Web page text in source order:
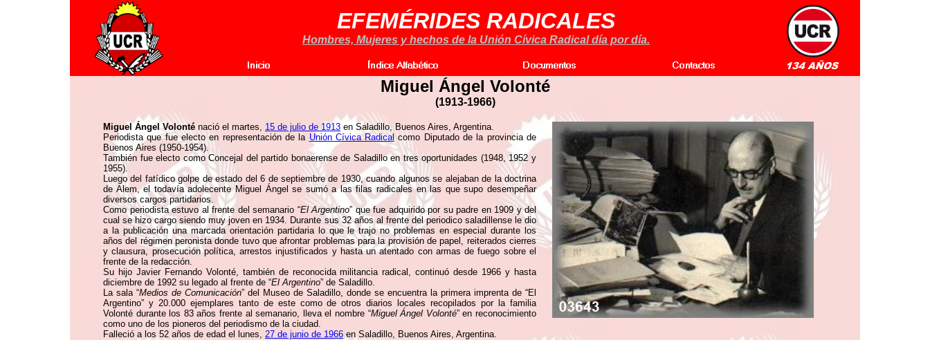
EFEMÉRIDES RADICALES
Hombres, Mujeres y hechos de la Unión Cívica Radical día por día.
Miguel Ángel Volonté
(1913-1966)
Miguel Ángel Volonté nació el martes, 15 de julio de 1913 en Saladillo, Buenos Aires, Argentina.
Periodista que fue electo en representación de la Unión Cívica Radicalcomo Diputado de la provincia de
Buenos Aires (1950-1954).
También fue electo como Concejal del partido bonaerense de Saladillo en tres oportunidades (1948, 1952 y
1955).
Luego del fatídico golpe de estado del 6 de septiembre de 1930, cuando algunos se alejaban de la doctrina
de Alem, el todavía adolecente Miguel Ángel se sumó a las filas radicales en las que supo desempeñar
diversos cargos partidarios.
Como periodista estuvo al frente del semanario “El Argentino” que fue adquirido por su padre en 1909 y del
cual se hizo cargo siendo muy joven en 1934. Durante sus 32 años al frente del periodico saladillense le dio
a la publicación una marcada orientación partidaria lo que le trajo no problemas en especial durante los
años del régimen peronista donde tuvo que afrontar problemas para la provisión de papel, reiterados cierres
y clausura, prosecución política, arrestos injustificados y hasta un atentado con armas de fuego sobre el
frente de la redacción.
Su hijo Javier Fernando Volonté, también de reconocida militancia radical, continuó desde 1966 y hasta
diciembre de 1992 su legado al frente de “El Argentino” de Saladillo.
La sala “Medios de Comunicación” del Museo de Saladillo, donde se encuentra la primera imprenta de “El
Argentino” y 20.000 ejemplares tanto de este como de otros diarios locales recopilados por la familia
Volonté durante los 83 años frente al semanario, lleva el nombre “Miguel Ángel Volonté” en reconocimiento
como uno de los pioneros del periodismo de la ciudad.
Falleció a los 52 años de edad el lunes, 27 de junio de 1966 en Saladillo, Buenos Aires, Argentina.